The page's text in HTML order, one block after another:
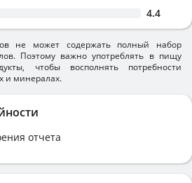
4.4
не может содержать полный набор
Поэтому важно употреблять в пищу
чтобы восполнять потребности
и минералах.
отчета